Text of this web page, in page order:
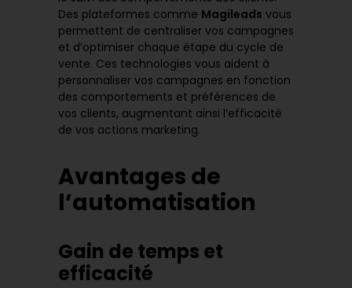
Des plateformes comme Magileads vous
permettent de centraliser vos campagnes
et d’optimiser chaque étape du cycle de
vente. Ces technologies vous aident à
personnaliser vos campagnes en fonction
des comportements et préférences de
vos clients, augmentant ainsi l’efficacité
de vos actions marketing.
Avantages de
l’automatisation
Gain de temps et
efficacité